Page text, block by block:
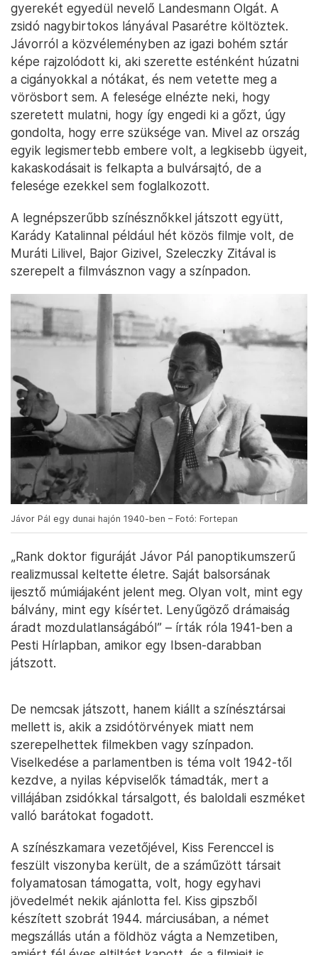
gyerekét egyedül nevelő Landesmann Olgát. A
zsidó nagybirtokos lányával Pasarétre költöztek.
Jávorról a közvéleményben az igazi bohém sztár
képe rajzolódott ki, aki szerette esténként húzatni
a cigányokkal a nótákat, és nem vetette meg a
vörösbort sem. A felesége elnézte neki, hogy
szeretett mulatni, hogy így engedi ki a gőzt, úgy
gondolta, hogy erre szüksége van. Mivel az ország
egyik legismertebb embere volt, a legkisebb ügyeit,
kakaskodásait is felkapta a bulvársajtó, de a
felesége ezekkel sem foglalkozott.
A legnépszerűbb színésznőkkel játszott együtt,
Karády Katalinnal például hét közös filmje volt, de
Muráti Lilivel, Bajor Gizivel, Szeleczky Zitával is
szerepelt a filmvásznon vagy a színpadon.
Jávor Pál egy dunai hajón 1940-ben – Fotó: Fortepan
„Rank doktor figuráját Jávor Pál panoptikumszerű
realizmussal keltette életre. Saját balsorsának
ijesztő múmiájaként jelent meg. Olyan volt, mint egy
bálvány, mint egy kísértet. Lenyűgöző drámaiság
áradt mozdulatlanságából” – írták róla 1941-ben a
Pesti Hírlapban, amikor egy Ibsen-darabban
játszott.
De nemcsak játszott, hanem kiállt a színésztársai
mellett is, akik a zsidótörvények miatt nem
szerepelhettek filmekben vagy színpadon.
Viselkedése a parlamentben is téma volt 1942-től
kezdve, a nyilas képviselők támadták, mert a
villájában zsidókkal társalgott, és baloldali eszméket
valló barátokat fogadott.
A színészkamara vezetőjével, Kiss Ferenccel is
feszült viszonyba került, de a száműzött társait
folyamatosan támogatta, volt, hogy egyhavi
jövedelmét nekik ajánlotta fel. Kiss gipszből
készített szobrát 1944. márciusában, a német
megszállás után a földhöz vágta a Nemzetiben,